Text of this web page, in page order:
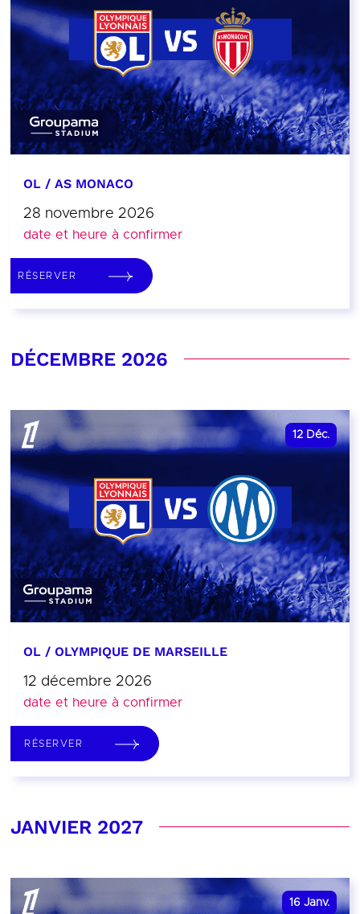
OL / AS MONACO
28 novembre 2026
date et heure à confirmer
RÉSERVER
DÉCEMBRE 2026
12 Déc.
OL / OLYMPIQUE DE MARSEILLE
12 décembre 2026
date et heure à confirmer
RÉSERVER
JANVIER 2027
16 Janv.